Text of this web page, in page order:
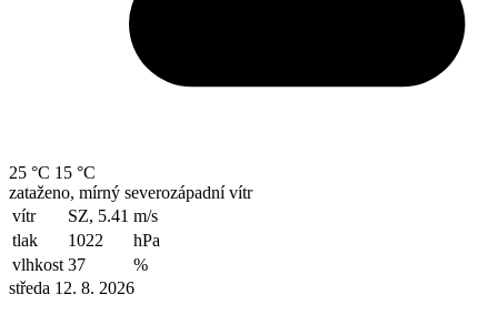
25 °C 15 °C
zataženo, mírný severozápadní vítr
vítr
SZ, 5.41 m/s
tlak
1022
hPa
vlhkost 37
%
středa 12. 8. 2026